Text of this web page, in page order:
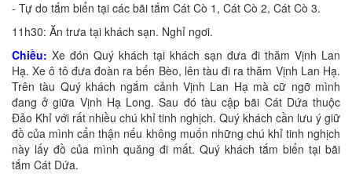
- Tự do tắm biển tại các bãi tắm Cát Cò 1, Cát Cò 2, Cát Cò 3.
11h30: Ăn trưa tại khách sạn. Nghỉ ngơi.
Chiều: Xe đón Quý khách tại khách sạn đưa đi thăm Vịnh Lan
Hạ. Xe ô tô đưa đoàn ra bến Bèo, lên tàu đi ra thăm Vịnh Lan Hạ.
Trên tàu Quý khách ngắm cảnh Vịnh Lan Hạ mà cữ ngỡ mình
đang ở giữa Vịnh Hạ Long. Sau đó tàu cập bãi Cát Dứa thuộc
Đảo Khỉ với rất nhiều chú khỉ tinh nghịch. Quý khách cần lưu ý giữ
đồ của mình cẩn thận nếu không muốn những chú khỉ tinh nghịch
này lấy đồ của mình quăng đi mất. Quý khách tắm biển tại bãi
tắm Cát Dứa.